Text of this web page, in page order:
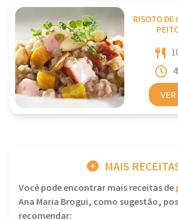
RISOTO DE
VER
MAIS
Você pode encontrar mais receitas de
Ana Maria Brogui, como sugestão,
recomendar: